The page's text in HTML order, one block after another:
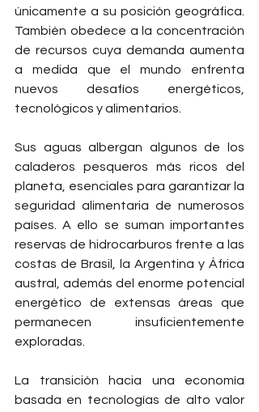
únicamente a su posición geográfica.
También obedece a la concentración
de recursos cuya demanda aumenta
a medida que el mundo enfrenta
nuevos desafíos energéticos,
tecnológicos y alimentarios.
Sus aguas albergan algunos de los
caladeros pesqueros más ricos del
planeta, esenciales para garantizar la
seguridad alimentaria de numerosos
países. A ello se suman importantes
reservas de hidrocarburos frente a las
costas de Brasil, la Argentina y África
austral, además del enorme potencial
energético de extensas áreas que
permanecen insuficientemente
exploradas.
La transición hacia una economía
basada en tecnologías de alto valor